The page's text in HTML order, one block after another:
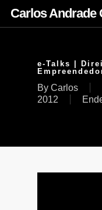
Carlos Andrade
e-Talks |
By Carlos
2012